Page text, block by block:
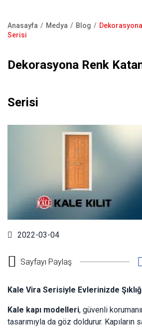
Kale Alarm
Garanti Kayıt Formu
Sayfa
Anasayfa Medya Blog
Serisi
Dekorasyona Renk
Serisi
2022-03-04
Sayfayı Paylaş
Kale Vira Serisiyle Evlerinizde
Kale kapı modelleri, güvenli
tasarımıyla da göz doldurur. Kapıların